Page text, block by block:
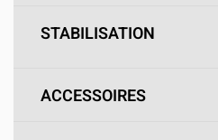
STABILISATION
ACCESSOIRES